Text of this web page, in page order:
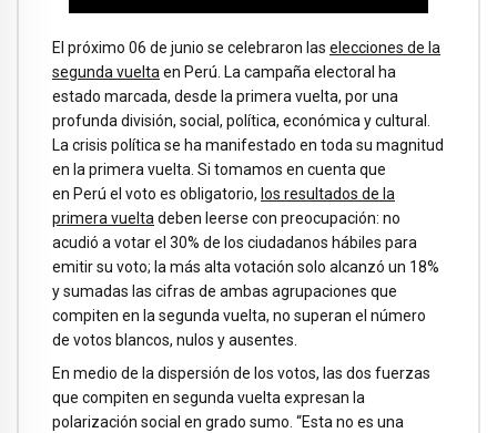
El próximo 06 de junio se celebraron las elecciones de la
segunda vuelta en Perú. La campaña electoral ha
estado marcada, desde la primera vuelta, por una
profunda división, social, política, económica y cultural.
La crisis política se ha manifestado en toda su magnitud
en la primera vuelta. Si tomamos en cuenta que
en Perú el voto es obligatorio, los resultados de la
primera vuelta deben leerse con preocupación: no
acudió a votar el 30% de los ciudadanos hábiles para
emitir su voto; la más alta votación solo alcanzó un 18%
y sumadas las cifras de ambas agrupaciones que
compiten en la segunda vuelta, no superan el número
de votos blancos, nulos y ausentes.
En medio de la dispersión de los votos, las dos fuerzas
que compiten en segunda vuelta expresan la
polarización social en grado sumo. “Esta no es una